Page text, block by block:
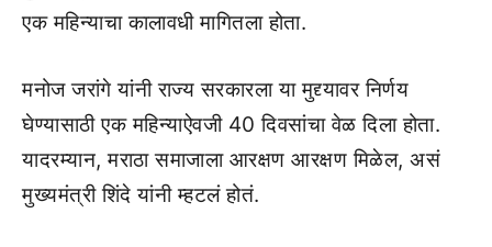
एक महिन्याचा कालावधी मागितला होता.
मनोज जरांगे यांनी राज्य सरकारला या मुद्द्यावर निर्णय
घेण्यासाठी एक महिन्याऐवजी 40 दिवसांचा वेळ दिला होता.
यादरम्यान, मराठा समाजाला आरक्षण आरक्षण मिळेल, असं
मुख्यमंत्री शिंदे यांनी म्हटलं होतं.